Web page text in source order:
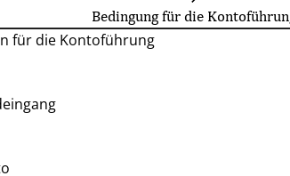
Bedingung für die
für die Kontoführung